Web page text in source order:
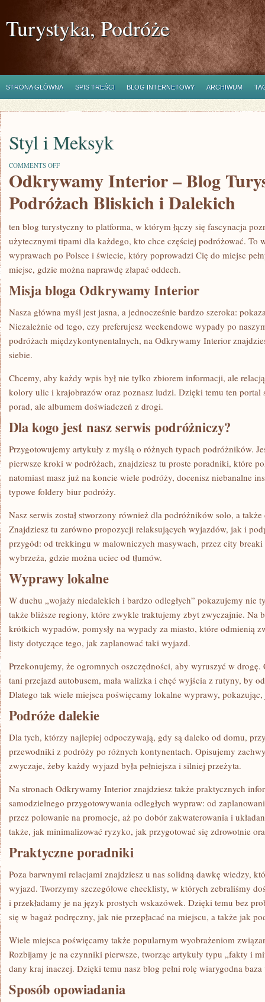
Turystyka, Podróże
STRONA GŁÓWNA SPIS TREŚCI BLOG INTERNETOWY ARCHIWUM
Styl i Meksyk
COMMENTS OFFON
I
Odkrywamy Interior – Blog
Podróżach Bliskich i Dalekich
ten blog turystyczny to platforma, w którym łączy się fascynacja
użytecznymi tipami dla każdego, kto chce częściej podróżować. To
wyprawach po Polsce i świecie, który poprowadzi Cię do miejsc
miejsc, gdzie można naprawdę złapać oddech.
Misja bloga Odkrywamy Interior
Nasza główna myśl jest jasna, a jednocześnie bardzo szeroka:
Niezależnie od tego, czy preferujesz weekendowe wypady po
podróżach międzykontynentalnych, na Odkrywamy Interior
siebie.
Chcemy, aby każdy wpis był nie tylko zbiorem informacji, ale
kolory ulic i krajobrazów oraz poznasz ludzi. Dzięki temu ten portal
porad, ale albumem doświadczeń z drogi.
Dla kogo jest nasz serwis podróżniczy?
Przygotowujemy artykuły z myślą o różnych typach podróżników.
pierwsze kroki w podróżach, znajdziesz tu proste poradniki, które
natomiast masz już na koncie wiele podróży, docenisz niebanalne
typowe foldery biur podróży.
Nasz serwis został stworzony również dla podróżników solo, a
Znajdziesz tu zarówno propozycji relaksujących wyjazdów, jak i
przygód: od trekkingu w malowniczych masywach, przez city breaki
wybrzeża, gdzie można uciec od tłumów.
Wyprawy lokalne
W duchu „wojaży niedalekich i bardzo odległych” pokazujemy nie
także bliższe regiony, które zwykle traktujemy zbyt zwyczajnie. Na
krótkich wypadów, pomysły na wypady za miasto, które odmienią
listy dotyczące tego, jak zaplanować taki wyjazd.
Przekonujemy, że ogromnych oszczędności, aby wyruszyć w drogę.
tani przejazd autobusem, mała walizka i chęć wyjścia z rutyny, by
Dlatego tak wiele miejsca poświęcamy lokalne wyprawy, pokazując,
Podróże dalekie
Dla tych, którzy najlepiej odpoczywają, gdy są daleko od domu,
przewodniki z podróży po różnych kontynentach. Opisujemy
zwyczaje, żeby każdy wyjazd była pełniejsza i silniej przeżyta.
Na stronach Odkrywamy Interior znajdziesz także praktycznych
samodzielnego przygotowywania odległych wypraw: od
przez polowanie na promocje, aż po dobór zakwaterowania i
także, jak minimalizować ryzyko, jak przygotować się zdrowotnie
Praktyczne poradniki
Poza barwnymi relacjami znajdziesz u nas solidną dawkę wiedzy,
wyjazd. Tworzymy szczegółowe checklisty, w których zebraliśmy
i przekładamy je na język prostych wskazówek. Dzięki temu bez
się w bagaż podręczny, jak nie przepłacać na miejscu, a także jak
Wiele miejsca poświęcamy także popularnym wyobrażeniom
Rozbijamy je na czynniki pierwsze, tworząc artykuły typu „fakty i
dany kraj inaczej. Dzięki temu nasz blog pełni rolę wiarygodna
Sposób opowiadania